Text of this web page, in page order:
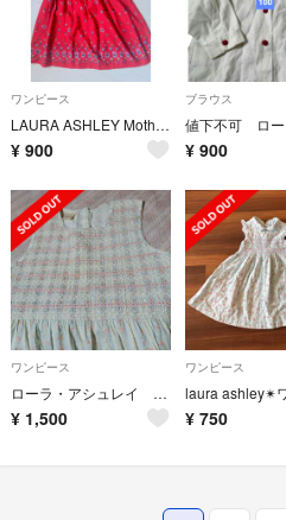
ワンピース
LAURA ASHLEY Mother&Child ワンピース120-130cm
¥ 900
ブラウス
¥ 900
ワンピース
ローラ・アシュレイ ワンピース 7歳 122cm
¥ 1,500
ワンピース
¥ 750